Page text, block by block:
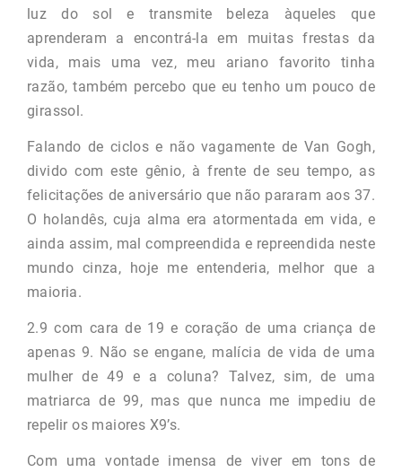
luz do sol e transmite beleza àqueles que
aprenderam a encontrá-la em muitas frestas da
vida, mais uma vez, meu ariano favorito tinha
razão, também percebo que eu tenho um pouco de
girassol.
Falando de ciclos e não vagamente de Van Gogh,
divido com este gênio, à frente de seu tempo, as
felicitações de aniversário que não pararam aos 37.
O holandês, cuja alma era atormentada em vida, e
ainda assim, mal compreendida e repreendida neste
mundo cinza, hoje me entenderia, melhor que a
maioria.
2.9 com cara de 19 e coração de uma criança de
apenas 9. Não se engane, malícia de vida de uma
mulher de 49 e a coluna? Talvez, sim, de uma
matriarca de 99, mas que nunca me impediu de
repelir os maiores X9’s.
Com uma vontade imensa de viver em tons de